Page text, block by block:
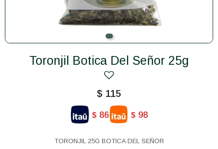
Toronjil Botica Del Señor 25g
$ 115
$ 86 $ 98
TORONJIL 25G BOTICA DEL SEÑOR